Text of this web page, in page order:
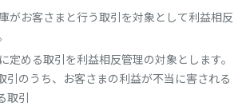
お金を貯める お金を増やす
がお客さまと行う取引を対象として利益相反
定める取引を利益相反管理の対象とします。
引のうち、お客さまの利益が不当に害される
取引